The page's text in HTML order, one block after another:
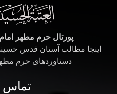
پورتال حرم مطهر
اینجا مطالب آستان قدس
دستاوردهای حرم
تماس